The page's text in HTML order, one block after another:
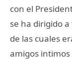
con el
se ha dirigido
de las cuales
amigos